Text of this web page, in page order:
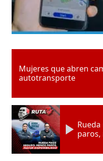
Mujeres que abren
autotransporte